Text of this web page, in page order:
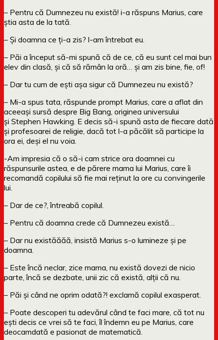
– Pentru că Dumnezeu nu există! i-a răspuns Marius, care
știa asta de la tată.
– Și doamna ce ți-a zis? l-am întrebat eu.
– Păi a început să-mi spună că de ce, că eu sunt cel mai bun
elev din clasă, și că să rămân la oră… și am zis bine, fie, of!
– Dar tu cum de ești așa sigur că Dumnezeu nu există?
– Mi-a spus tata, răspunde prompt Marius, care a aflat din
aceeași sursă despre Big Bang, originea universului
și Stephen Hawking. E decis să-i spună asta de fiecare dată
și profesoarei de religie, dacă tot l-a păcălit să participe la
ora ei, deși el nu voia.
-Am impresia că o să-i cam strice ora doamnei cu
răspunsurile astea, e de părere mama lui Marius, care îi
recomandă copilului să fie mai reținut la ore cu convingerile
lui.
– Dar de ce?, întreabă copilul.
– Pentru că doamna crede că Dumnezeu există…
– Dar nu existăăăă, insistă Marius s-o lumineze și pe
doamna.
– Este încă neclar, zice mama, nu există dovezi de nicio
parte, încă se dezbate, unii zic că există, alții că nu.
– Păi și când ne oprim odată?! exclamă copilul exasperat.
– Poate descoperi tu adevărul când te faci mare, că tot nu
ești decis ce vrei să te faci, îl îndemn eu pe Marius, care
deocamdată e pasionat de matematică.